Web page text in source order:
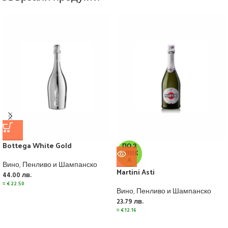
Bottega White Gold
Вино,Пенливо и Шампанско
44.00 лв.
≈€22.50
ПО З
АЯВК
А
Martini Asti
Вино,Пенливо и Шампанско
23.79 лв.
≈€12.16